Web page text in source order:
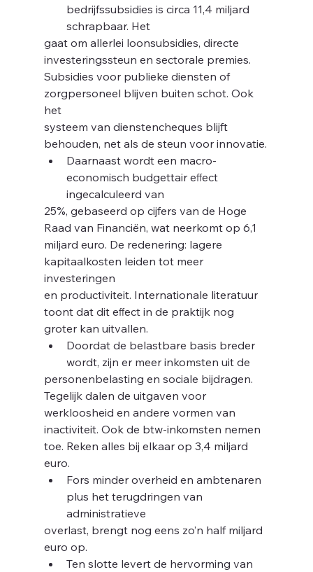
e
g
bedrijfssubsidies is circa 11,4 miljard
schrapbaar. Het
gaat om allerlei loonsubsidies, directe
investeringssteun en sectorale premies.
Subsidies voor publieke diensten of
zorgpersoneel blijven buiten schot. Ook
het
systeem van dienstencheques blijft
behouden, net als de steun voor innovatie.
Daarnaast wordt een macro-
economisch budgettair eﬀect
ingecalculeerd van
25%, gebaseerd op cijfers van de Hoge
Raad van Financiën, wat neerkomt op 6,1
miljard euro. De redenering: lagere
kapitaalkosten leiden tot meer
investeringen
en productiviteit. Internationale literatuur
toont dat dit eﬀect in de praktijk nog
groter kan uitvallen.
Doordat de belastbare basis breder
wordt, zijn er meer inkomsten uit de
personenbelasting en sociale bijdragen.
Tegelijk dalen de uitgaven voor
werkloosheid en andere vormen van
inactiviteit. Ook de btw-inkomsten nemen
toe. Reken alles bij elkaar op 3,4 miljard
euro.
Fors minder overheid en ambtenaren
plus het terugdringen van
administratieve
overlast, brengt nog eens zo’n half miljard
euro op.
Ten slotte levert de hervorming van